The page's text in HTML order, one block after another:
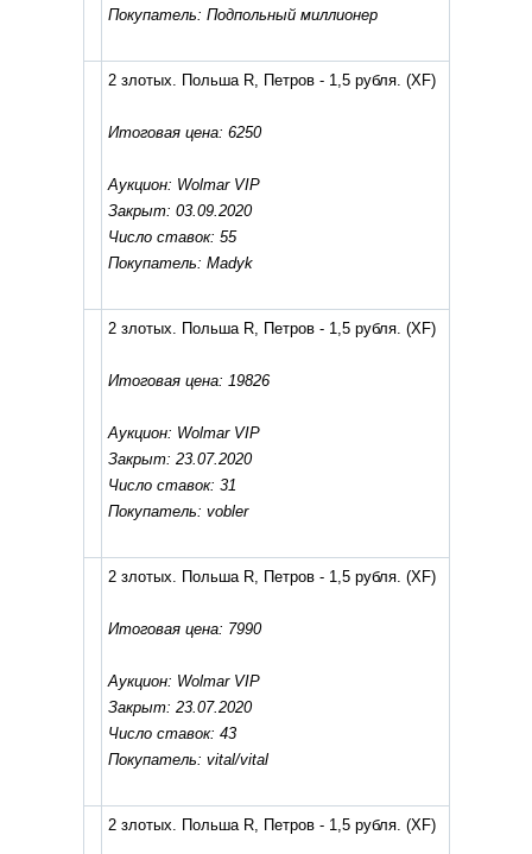
Покупатель: Подпольный миллионер
2 злотых. Польша R, Петров - 1,5 рубля. (XF)
Итоговая цена: 6250
Аукцион: Wolmar VIP
Закрыт: 03.09.2020
Число ставок: 55
Покупатель: Madyk
2 злотых. Польша R, Петров - 1,5 рубля. (XF)
Итоговая цена: 19826
Аукцион: Wolmar VIP
Закрыт: 23.07.2020
Число ставок: 31
Покупатель: vobler
2 злотых. Польша R, Петров - 1,5 рубля. (XF)
Итоговая цена: 7990
Аукцион: Wolmar VIP
Закрыт: 23.07.2020
Число ставок: 43
Покупатель: vital/vital
2 злотых. Польша R, Петров - 1,5 рубля. (XF)